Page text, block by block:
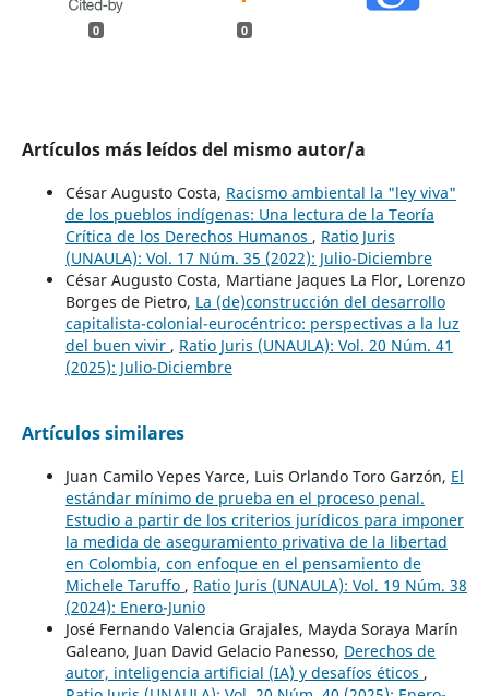
0 0
Artículos más leídos del mismo autor/a
César Augusto Costa, Racismo ambiental la "ley viva"
de los pueblos indígenas: Una lectura de la Teoría
Crítica de los Derechos Humanos , Ratio Juris
(UNAULA): Vol. 17 Núm. 35 (2022): Julio-Diciembre
César Augusto Costa, Martiane Jaques La Flor, Lorenzo
Borges de Pietro, La (de)construcción del desarrollo
capitalista-colonial-eurocéntrico: perspectivas a la luz
del buen vivir , Ratio Juris (UNAULA): Vol. 20 Núm. 41
(2025): Julio-Diciembre
Artículos similares
Juan Camilo Yepes Yarce, Luis Orlando Toro Garzón, El
estándar mínimo de prueba en el proceso penal.
Estudio a partir de los criterios jurídicos para imponer
la medida de aseguramiento privativa de la libertad
en Colombia, con enfoque en el pensamiento de
Michele Taruffo , Ratio Juris (UNAULA): Vol. 19 Núm. 38
(2024): Enero-Junio
José Fernando Valencia Grajales, Mayda Soraya Marín
Galeano, Juan David Gelacio Panesso, Derechos de
autor, inteligencia artificial (IA) y desafíos éticos ,